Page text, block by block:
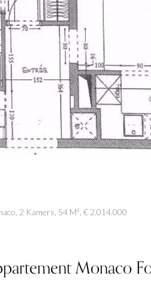
2 Kamers, 54 M², € 2.014.000
Monaco